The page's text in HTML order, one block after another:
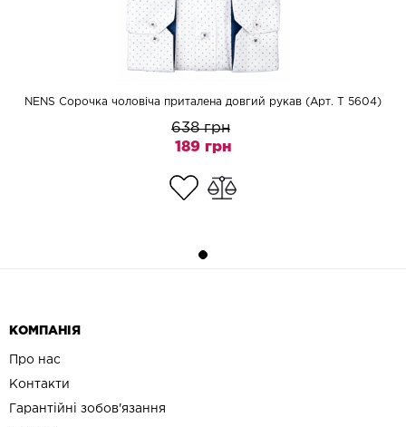
NENS Сорочка чоловіча приталена довгий рукав (Арт. T 5604)
638 грн
189 грн
КОМПАНІЯ
Про нас
Контакти
Гарантійні зобов'язання